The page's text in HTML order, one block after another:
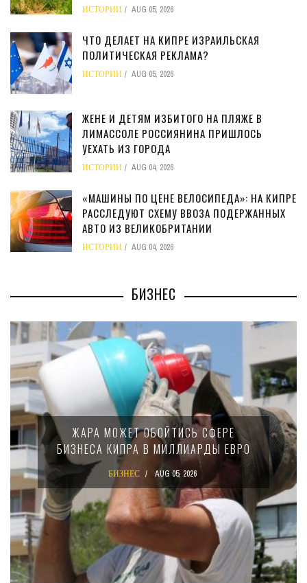
ИСТОРИИ AUG 05, 2026
ЧТО ДЕЛАЕТ НА КИПРЕ ИЗРАИЛЬСКАЯ
ПОЛИТИЧЕСКАЯ РЕКЛАМА?
ИСТОРИИ AUG 05, 2026
ЖЕНЕ И ДЕТЯМ ИЗБИТОГО НА ПЛЯЖЕ В
ЛИМАССОЛЕ РОССИЯНИНА ПРИШЛОСЬ
УЕХАТЬ ИЗ ГОРОДА
ИСТОРИИ AUG 04, 2026
«МАШИНЫ ПО ЦЕНЕ ВЕЛОСИПЕДА»: НА КИПРЕ
РАССЛЕДУЮТ СХЕМУ ВВОЗА ПОДЕРЖАННЫХ
АВТО ИЗ ВЕЛИКОБРИТАНИИ
ИСТОРИИ AUG 04, 2026
БИЗНЕС
ОБОЙТИСЬ СФЕРЕ
В МИЛЛИАРДЫ ЕВРО
БИЗНЕС AUG 05, 2026
МИНФИН
15-